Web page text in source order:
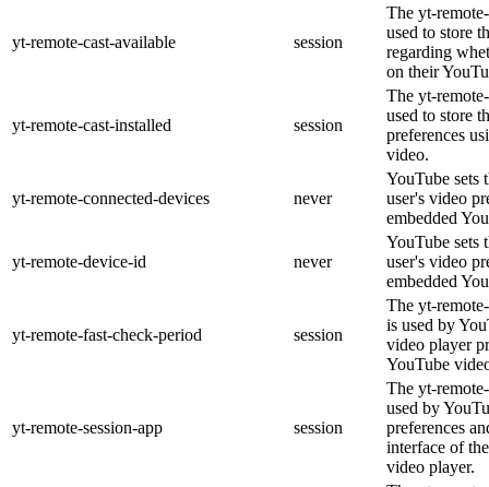
yt-remote-cast-available session
The yt-
used to store
regarding
on their
yt-remote-cast-installed session
The yt-
used to store
preferences
video.
yt-remote-connected-devices never
YouTube sets
user's video
embedded
yt-remote-device-id never
YouTube sets
user's video
embedded
yt-remote-fast-check-period session
The yt-
is used by
video player
YouTube
yt-remote-session-app session
The yt-
used by
preferences
interface of
video player.